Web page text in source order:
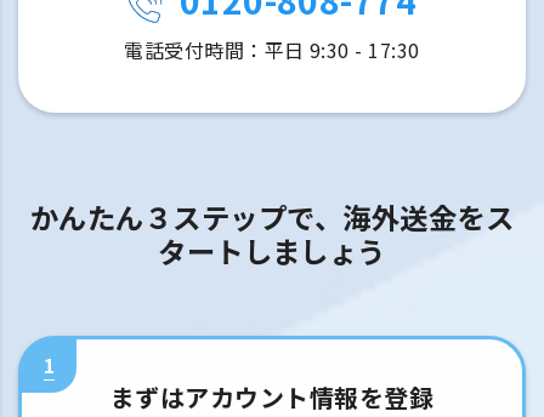
電話受付時間：平日 9:30 - 17:30
かんたん３ステップで、海外送金をス
タートしましょう
1
まずはアカウント情報を登録